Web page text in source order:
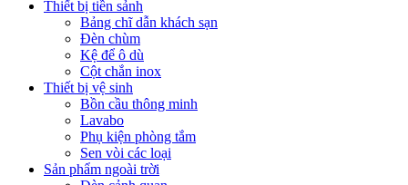
Thiết bị tiền sảnh
Bảng chĩ dẫn khách sạn
Đèn chùm
Kệ để ô dù
Cột chắn inox
Thiết bị vệ sinh
Bồn cầu thông minh
Lavabo
Phụ kiện phòng tắm
Sen vòi các loại
Sản phẩm ngoài trời